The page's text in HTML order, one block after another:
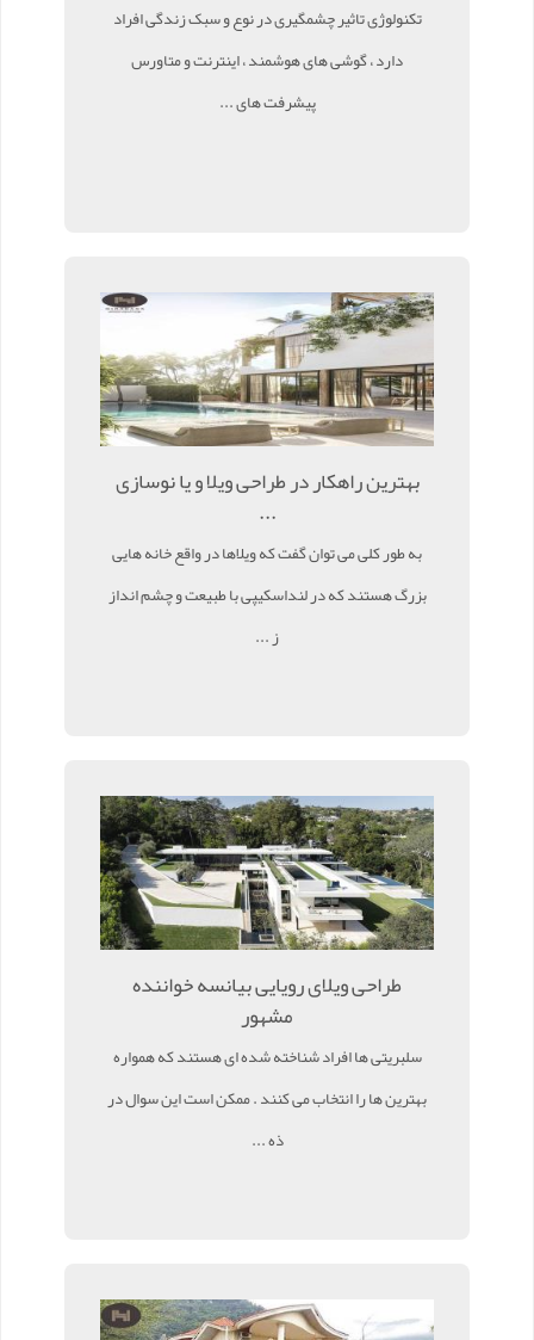
تکنولوژی تاثیر چشمگیری در نوع و سبک زندگی افراد
دارد ، گوشی های هوشمند ، اینترنت و متاورس
پیشرفت های ...
بهترین راهکار در طراحی ویلا و یا نوسازی
...
به طور کلی می توان گفت که ویلاها در واقع خانه هایی
بزرگ هستند که در لنداسکیپی با طبیعت و چشم انداز
ز ...
طراحی ویلای رویایی بیانسه خواننده
مشهور
سلبریتی ها افراد شناخته شده ای هستند که همواره
بهترین ها را انتخاب می کنند . ممکن است این سوال در
ذه ...